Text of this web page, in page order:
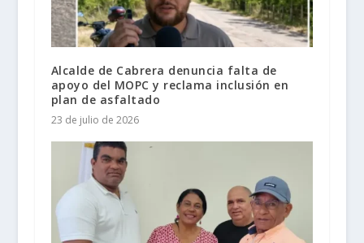
Alcalde de Cabrera denuncia falta de
apoyo del MOPC y reclama inclusión en
plan de asfaltado
23 de julio de 2026